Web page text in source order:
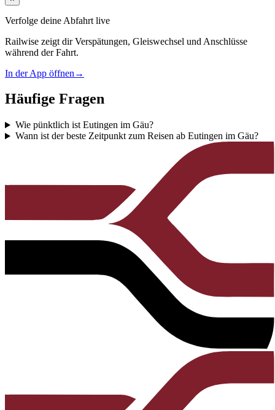
Verfolge deine Abfahrt live
Railwise zeigt dir Verspätungen, Gleiswechsel und Anschlüsse
während der Fahrt.
In der App öffnen →
Häufige Fragen
Wie pünktlich ist Eutingen im Gäu?
Wann ist der beste Zeitpunkt zum Reisen ab Eutingen im Gäu?